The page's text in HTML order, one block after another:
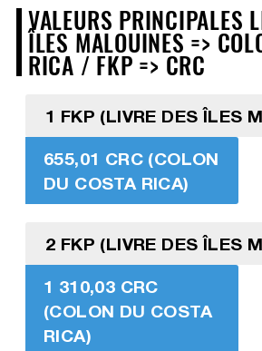
VALEURS PRINCIPALES
ÎLES MALOUINES =>
RICA / FKP => CRC
1 FKP (LIVRE DES ÎLES
655,01 CRC (COLON
DU COSTA RICA)
2 FKP (LIVRE DES ÎLES
1 310,03 CRC
(COLON DU COSTA
RICA)